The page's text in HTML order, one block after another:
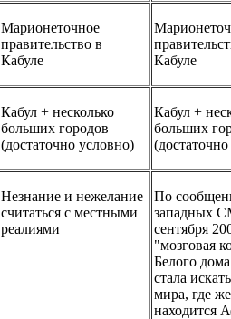
Марионеточное
правительство в
Кабуле
Кабуле
Кабул + несколько
больших городов
(достаточно условно)
Кабул +
больших
Незнание и нежелание
считаться с местными
реалиями
По
западных
сентября
"мозговая
Белого
стала
мира, где же
находится